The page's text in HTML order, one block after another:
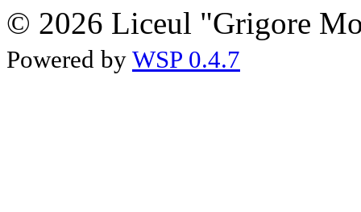
© 2026 Liceul "Grigore
Powered by WSP 0.4.7